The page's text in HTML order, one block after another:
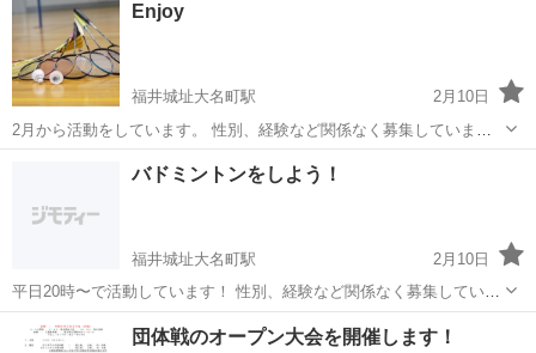
Enjoy
福井城址大名町駅
2月10日
2月から活動をしています。 性別、経験など関係なく募集していま
す。 みんなが楽しく活動出来るようなサークルを目指してます。 持ち
物 ・シューズ ・ラケット ・飲み物やタオル等 （ラケット貸出もOK）
福井城址大名町駅 バドミントン
バドミントンをしよう！
福井城址大名町駅
2月10日
平日20時〜で活動しています！ 性別、経験など関係なく募集していま
す。 みんなが楽しく活動出来るようなサークルを目指してます。 持ち
物 ・シューズ ・ラケット ・飲み物やタオル等 （ラケット貸出もOK）
福井 福井市 福井城址大名町駅 バドミントン
団体戦のオープン大会を開催します！